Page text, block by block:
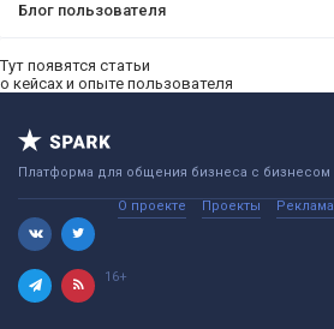
Блог пользователя
Тут появятся статьи
о кейсах и опыте пользователя
Платформа для общения бизнеса с бизнесом
О проекте Проекты Реклама
16+